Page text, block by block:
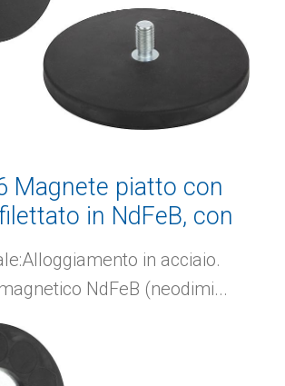
Magnete piatto con
in NdFeB, con
protettivo di
gomma
in acciaio.
NdFeB (neodimi...